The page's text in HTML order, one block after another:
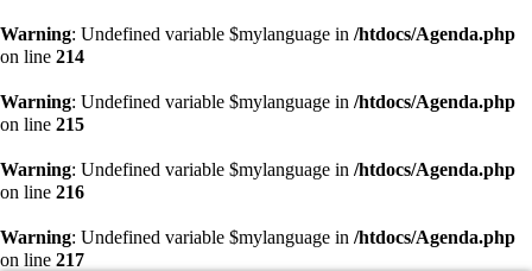
Warning: Undefined variable $mylanguage in /htdocs/Agenda.php
on line 214
Warning: Undefined variable $mylanguage in /htdocs/Agenda.php
on line 215
Warning: Undefined variable $mylanguage in /htdocs/Agenda.php
on line 216
Warning: Undefined variable $mylanguage in /htdocs/Agenda.php
on line 217